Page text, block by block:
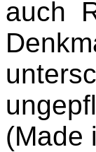
auch
(Made